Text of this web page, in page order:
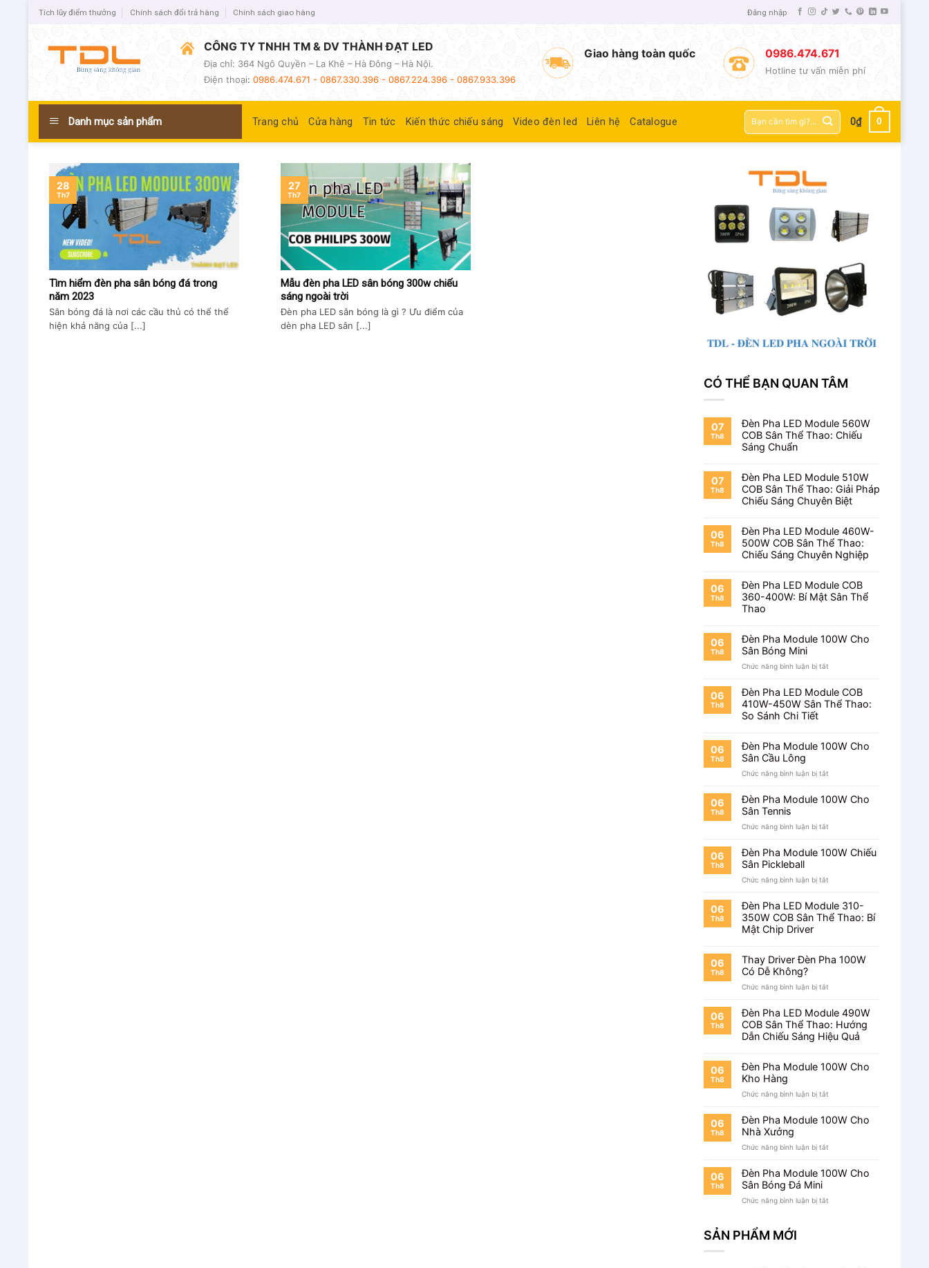
Tích lũy điểm thưởng Chính sách đổi trả hàng Chính sách giao hàng Đăng nhập
CÔNG TY TNHH TM & DV THÀNH ĐẠT LED
Địa chỉ: 364 Ngô Quyền – La Khê – Hà Đông – Hà Nội.
Điện thoại: 0986.474.671 - 0867.330.396 - 0867.224.396 - 0867.933.396
Giao hàng toàn quốc 0986.474.671
Hotline tư vấn miễn phí
Danh mục sản phẩm Trang chủ Cửa hàng Tin tức Kiến thức chiếu sáng Video đèn led Liên hệ Catalogue
Tìm
kiếm:
0₫ 0
Tìm hiểm đèn pha sân bóng đá trong
năm 2023
Sân bóng đá là nơi các cầu thủ có thể thể
hiện khả năng của [...]
28
Th7
Mẫu đèn pha LED sân bóng 300w chiếu
sáng ngoài trời
Đèn pha LED sân bóng là gì ? Ưu điểm của
dèn pha LED sân [...]
27
Th7
CÓ THỂ BẠN QUAN TÂM
07
Th8
Đèn Pha LED Module 560W
COB Sân Thể Thao: Chiếu
Sáng Chuẩn
07
Th8
Đèn Pha LED Module 510W
COB Sân Thể Thao: Giải Pháp
Chiếu Sáng Chuyên Biệt
06
Th8
Đèn Pha LED Module 460W-
500W COB Sân Thể Thao:
Chiếu Sáng Chuyên Nghiệp
06
Th8
Đèn Pha LED Module COB
360-400W: Bí Mật Sân Thể
Thao
06
Th8
Đèn Pha Module 100W Cho
Sân Bóng Mini
Chức năng bình luận bị tắtở
Pha
Module
100W
Bóng
06
Th8
Đèn Pha LED Module COB
410W-450W Sân Thể Thao:
So Sánh Chi Tiết
06
Th8
Đèn Pha Module 100W Cho
Sân Cầu Lông
Chức năng bình luận bị tắtở
Pha
Module
Cho
Cầu
06
Th8
Đèn Pha Module 100W Cho
Sân Tennis
Chức năng bình luận bị tắtở
Pha
Module
Cho
Tennis
06
Th8
Đèn Pha Module 100W Chiếu
Sân Pickleball
Chức năng bình luận bị tắtở
Pha
Module
100W
Pickleball
06
Th8
Đèn Pha LED Module 310-
350W COB Sân Thể Thao: Bí
Mật Chip Driver
06
Th8
Thay Driver Đèn Pha 100W
Có Dễ Không?
Chức năng bình luận bị tắtở
Driver
Đèn
Pha
100W
Dễ
06
Th8
Đèn Pha LED Module 490W
COB Sân Thể Thao: Hướng
Dẫn Chiếu Sáng Hiệu Quả
06
Th8
Đèn Pha Module 100W Cho
Kho Hàng
Chức năng bình luận bị tắtở
Pha
Module
Cho
Hàng
06
Th8
Đèn Pha Module 100W Cho
Nhà Xưởng
Chức năng bình luận bị tắtở
Pha
Module
Cho
06
Th8
Đèn Pha Module 100W Cho
Sân Bóng Đá Mini
Chức năng bình luận bị tắtở
SẢN PHẨM MỚI